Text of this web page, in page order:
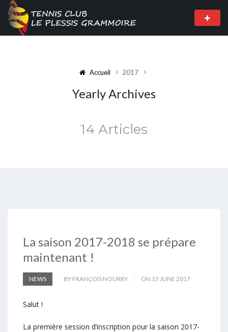
Accueil 2017
Yearly Archives
14 Articles
La saison 2017-2018 se prépare
maintenant !
NEWS BY FRANÇOIS NOURRY ON 17 JUNE 2017
Salut !
La première session d’inscription pour la saison 2017-